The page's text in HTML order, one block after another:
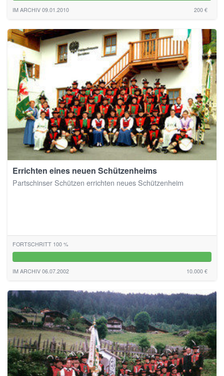
IM ARCHIV 09.01.2010 200 €
Errichten eines neuen Schützenheims
Partschinser Schützen errichten neues Schützenheim
FORTSCHRITT 100 %
IM ARCHIV 06.07.2002 10.000 €